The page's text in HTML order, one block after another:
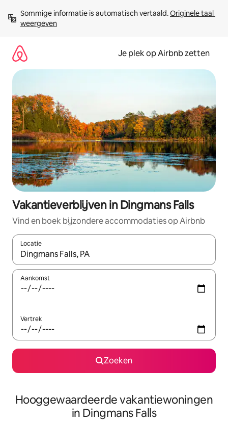
direct
naar
Sommige informatie is automatisch vertaald. Originele taal
weergeven
Je plek op Airbnb zetten
Vakantieverblijven in Dingmans Falls
Vind en boek bijzondere accommodaties op Airbnb
Locatie
Wanneer er resultaten beschikbaar zijn, maak je een keuze
Aankomst
Vertrek
Zoeken
Hooggewaardeerde vakantiewoningen
in Dingmans Falls